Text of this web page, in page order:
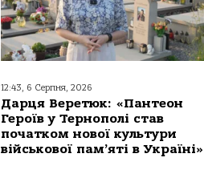
12:43, 6 Серпня, 2026
Дарця Веретюк: «Пантеон
Героїв у Тернополі став
початком нової культури
військової пам’яті в Україні»